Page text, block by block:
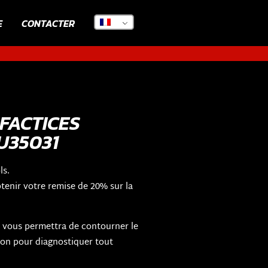
CONTACTER
votre remise de 20% sur la
permettra de contourner le
pour diagnostiquer tout